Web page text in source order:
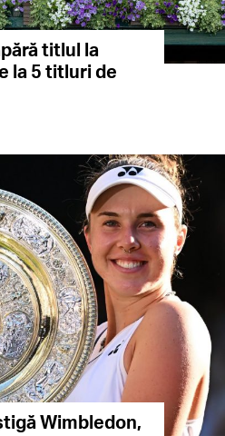
titlul la
la 5 titluri de
Wimbledon,